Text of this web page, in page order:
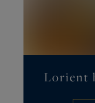
Lorient